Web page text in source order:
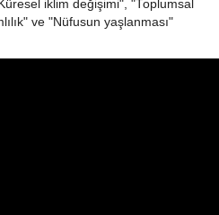
iklim değişimi", "Toplumsal
ve "Nüfusun yaşlanması"